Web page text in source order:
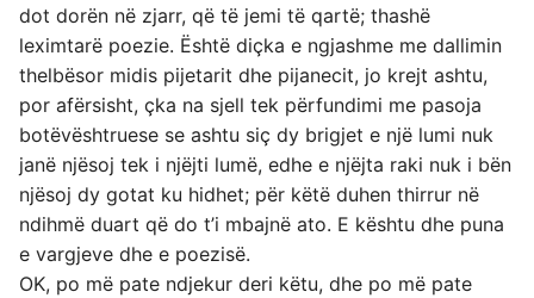
dot dorën në zjarr, që të jemi të qartë; thashë
leximtarë poezie. Është diçka e ngjashme me dallimin
thelbësor midis pijetarit dhe pijanecit, jo krejt ashtu,
por afërsisht, çka na sjell tek përfundimi me pasoja
botëvështruese se ashtu siç dy brigjet e një lumi nuk
janë njësoj tek i njëjti lumë, edhe e njëjta raki nuk i bën
njësoj dy gotat ku hidhet; për këtë duhen thirrur në
ndihmë duart që do t’i mbajnë ato. E kështu dhe puna
e vargjeve dhe e poezisë.
OK, po më pate ndjekur deri këtu, dhe po më pate